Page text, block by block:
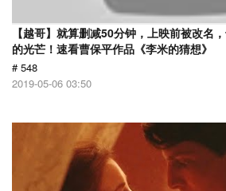
【越哥】就算删减50分钟，上映前被改名
的光芒！速看曹保平作品《李米的猜想》
# 548
2019-05-06 03:50